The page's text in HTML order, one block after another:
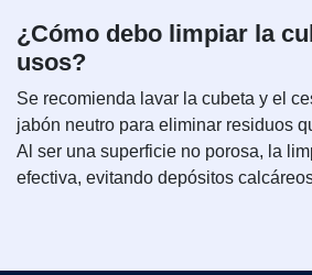
¿Cómo debo limpiar la
usos?
Se recomienda lavar la cubeta y el
jabón neutro para eliminar residuos
Al ser una superficie no porosa, la
efectiva, evitando depósitos